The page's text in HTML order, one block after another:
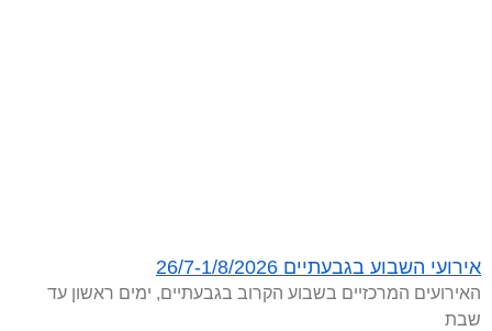
אירועי השבוע בגבעתיים 26/7-1/8/2026
האירועים המרכזיים בשבוע הקרוב בגבעתיים, ימים ראשון עד
שבת